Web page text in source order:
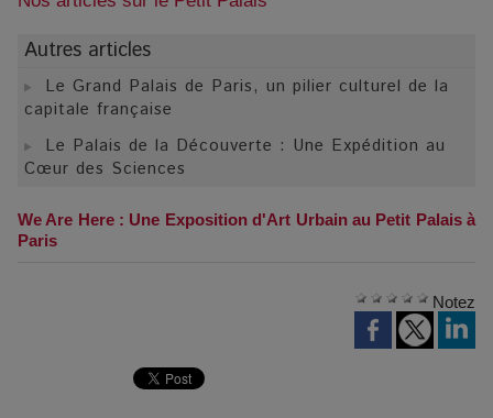
Autres articles
Le Grand Palais de Paris, un pilier culturel de la
capitale française
Le Palais de la Découverte : Une Expédition au
Cœur des Sciences
We Are Here : Une Exposition d'Art Urbain au Petit Palais à
Paris
Notez